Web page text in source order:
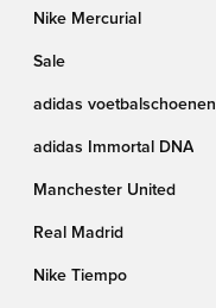
Nike Mercurial
Sale
adidas voetbalschoenen
adidas Immortal DNA
Manchester United
Real Madrid
Nike Tiempo